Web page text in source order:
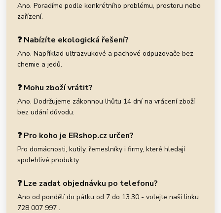
Ano. Poradíme podle konkrétního problému, prostoru nebo
zařízení.
❓ Nabízíte ekologická řešení?
Ano. Například ultrazvukové a pachové odpuzovače bez
chemie a jedů.
❓ Mohu zboží vrátit?
Ano. Dodržujeme zákonnou lhůtu 14 dní na vrácení zboží
bez udání důvodu.
❓ Pro koho je ERshop.cz určen?
Pro domácnosti, kutily, řemeslníky i firmy, které hledají
spolehlivé produkty.
❓ Lze zadat objednávku po telefonu?
Ano od pondělí do pátku od 7 do 13:30 - volejte naši linku
728 007 997 .